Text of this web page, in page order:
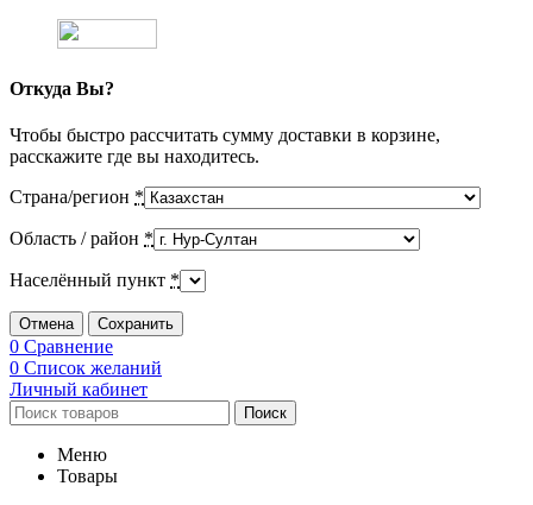
Откуда Вы?
Чтобы быстро рассчитать сумму доставки в корзине,
расскажите где вы находитесь.
Страна/регион *
Область / район *
Населённый пункт *
Отмена Сохранить
0 Сравнение
0 Список желаний
Личный кабинет
Поиск
Меню
Товары